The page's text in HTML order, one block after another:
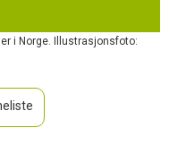
i Norge. Illustrasjonsfoto: